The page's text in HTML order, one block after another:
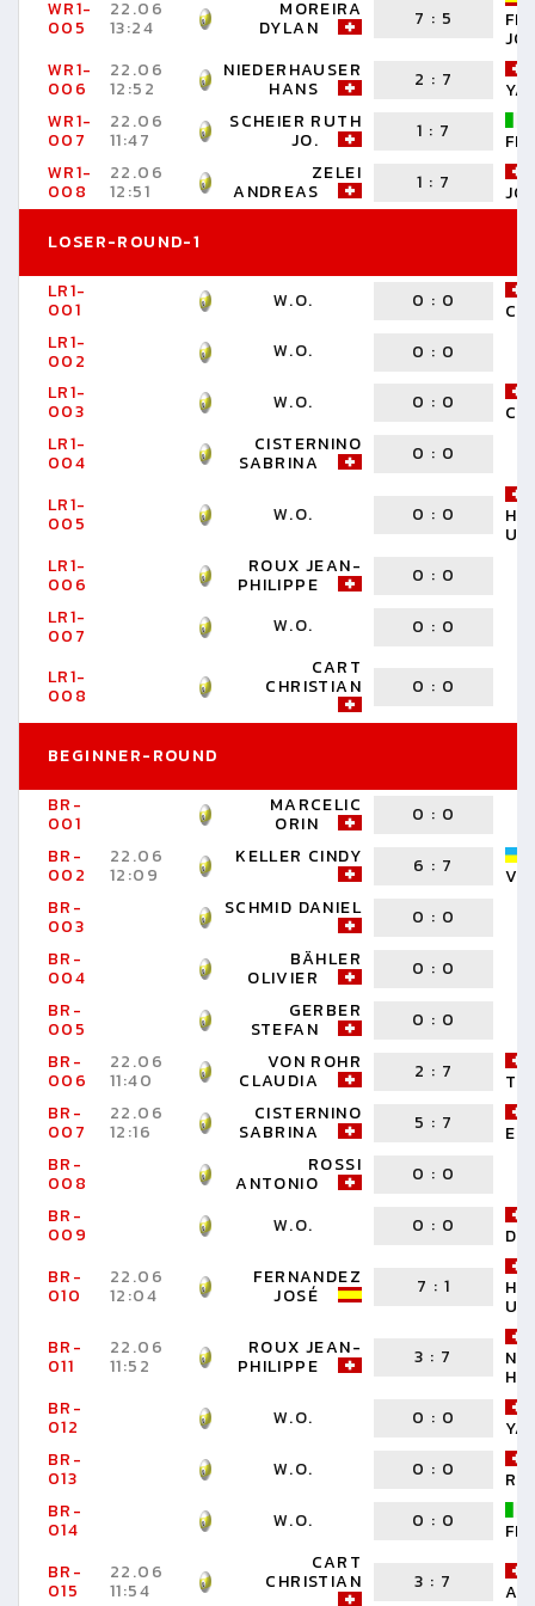
WR1-
005
22.06
13:24
MOREIRA
DYLAN 7 : 5
WR1-
006
22.06
12:52
NIEDERHAUSER
HANS 2 : 7
WR1-
007
22.06
11:47
SCHEIER RUTH
JO. 1 : 7
WR1-
008
22.06
12:51
ZELEI
ANDREAS 1 : 7
LOSER-ROUND-1
LR1-
001 W.O. 0 : 0
LR1-
002 W.O. 0 : 0
LR1-
003 W.O. 0 : 0
LR1-
004
CISTERNINO
SABRINA 0 : 0
LR1-
005 W.O. 0 : 0
LR1-
006
ROUX JEAN-
PHILIPPE 0 : 0
LR1-
007 W.O. 0 : 0
LR1-
008
CART
CHRISTIAN 0 : 0
BEGINNER-ROUND
BR-
001
MARCELIC
ORIN 0 : 0
BR-
002
22.06
12:09
KELLER CINDY 6 : 7
BR-
003
SCHMID DANIEL 0 : 0
BR-
004
BÄHLER
OLIVIER 0 : 0
BR-
005
GERBER
STEFAN 0 : 0
BR-
006
22.06
11:40
VON ROHR
CLAUDIA 2 : 7
BR-
007
22.06
12:16
CISTERNINO
SABRINA 5 : 7
BR-
008
ROSSI
ANTONIO 0 : 0
BR-
009 W.O. 0 : 0
BR-
010
22.06
12:04
FERNANDEZ
JOSÉ 7 : 1
BR-
011
22.06
11:52
ROUX JEAN-
PHILIPPE 3 : 7
BR-
012 W.O. 0 : 0
BR-
013 W.O. 0 : 0
BR-
014 W.O. 0 : 0
BR-
015
22.06
11:54
CART
CHRISTIAN 3 : 7